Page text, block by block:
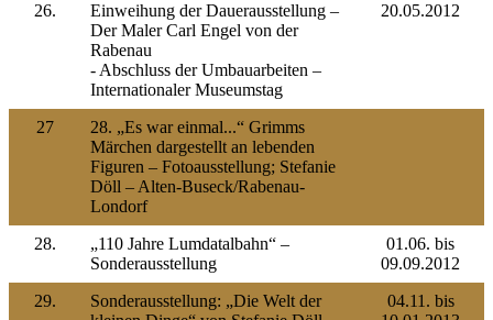
26.
Einweihung der Dauerausstellung –
Der Maler Carl Engel von der
Rabenau
- Abschluss der Umbauarbeiten –
Internationaler Museumstag
20.05.2012
27
28. „Es war einmal...“ Grimms
Märchen dargestellt an lebenden
Figuren – Fotoausstellung; Stefanie
Döll – Alten-Buseck/Rabenau-
Londorf
28.
„110 Jahre Lumdatalbahn“ –
Sonderausstellung
01.06. bis
09.09.2012
29.
Sonderausstellung: „Die Welt der
04.11. bis